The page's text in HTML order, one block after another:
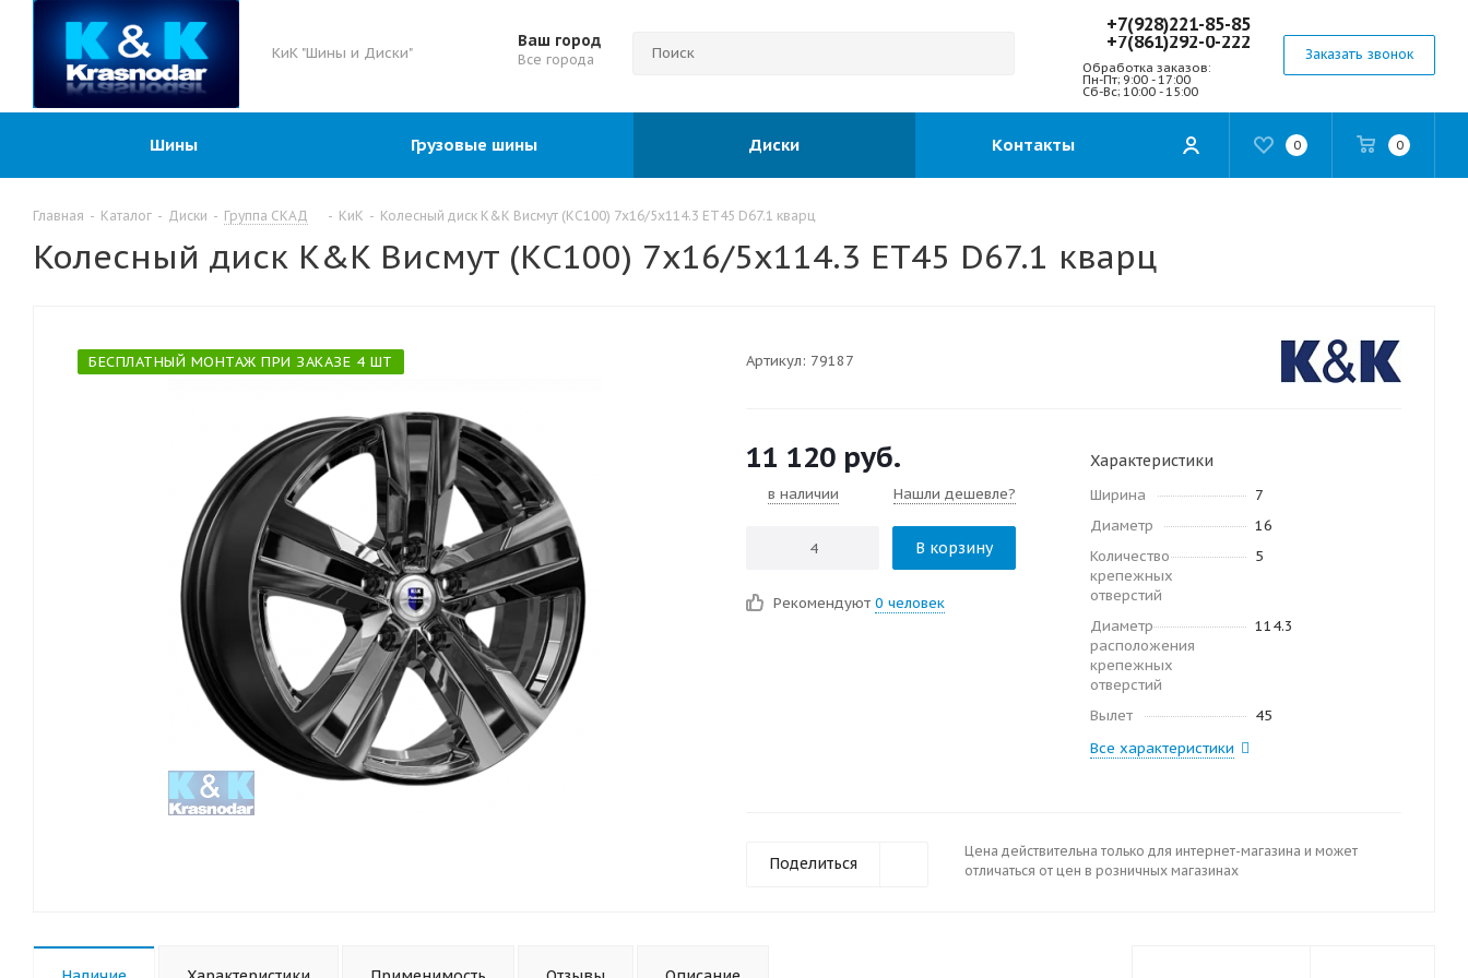
КиК "Шины и Диски"
Ваш город
Все города
+7(928)221-85-85
+7(861)292-0-222
Обработка заказов:
Пн-Пт; 9:00 - 17:00
Сб-Вс; 10:00 - 15:00
Заказать звонок
0 0
Шины Грузовые шины Диски Контакты
Главная - Каталог - Диски - Группа СКАД - КиК - Колесный диск K&K Висмут (КС100) 7x16/5x114.3 ET45 D67.1 кварц
Колесный диск K&K Висмут (КС100) 7x16/5x114.3 ET45 D67.1 кварц
БЕСПЛАТНЫЙ МОНТАЖ ПРИ ЗАКАЗЕ 4 ШТ Артикул: 79187
11 120 руб.
в наличии Нашли дешевле?
В корзину
Рекомендуют 0 человек
Характеристики
Ширина
7
Диаметр
16
Количество
крепежных
отверстий
5
Диаметр
расположения
крепежных
отверстий
114.3
Вылет
45
Все характеристики
Поделиться
Цена действительна только для интернет-магазина и может
отличаться от цен в розничных магазинах